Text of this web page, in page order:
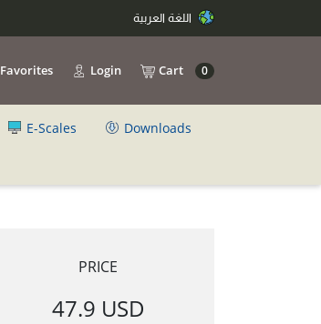
Favorites Login Cart 0
E-Scales
Downloads
PRICE
47.9 USD